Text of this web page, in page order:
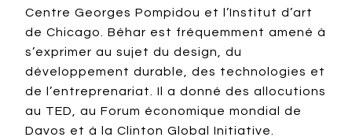
Centre Georges Pompidou et l’Institut d’art
de Chicago. Béhar est fréquemment amené à
s’exprimer au sujet du design, du
développement durable, des technologies et
de l’entreprenariat. Il a donné des allocutions
au TED, au Forum économique mondial de
Davos et à la Clinton Global Initiative.